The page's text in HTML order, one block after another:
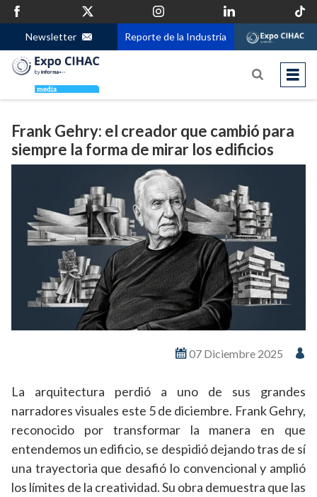
Newsletter Reporte de la Industria
Frank Gehry: el creador que cambió para
siempre la forma de mirar los edificios
07 Diciembre 2025
La arquitectura perdió a uno de sus grandes
narradores visuales este 5 de diciembre. Frank Gehry,
reconocido por transformar la manera en que
entendemos un edificio, se despidió dejando tras de sí
una trayectoria que desafió lo convencional y amplió
los límites de la creatividad. Su obra demuestra que las